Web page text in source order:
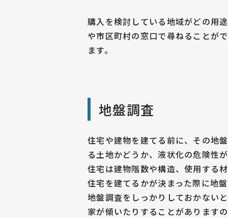
購入を検討している地域がどの用
や市区町村の窓口で尋ねることが
ます。
地盤調査
住宅や建物を建てる前に、その地
る土地かどうか、液状化の危険性
住宅は建物階数や構造、使用する
住宅を建てるかが決まった際に地
地盤調査をしっかりしておかない
家が傾いたりすることがあります